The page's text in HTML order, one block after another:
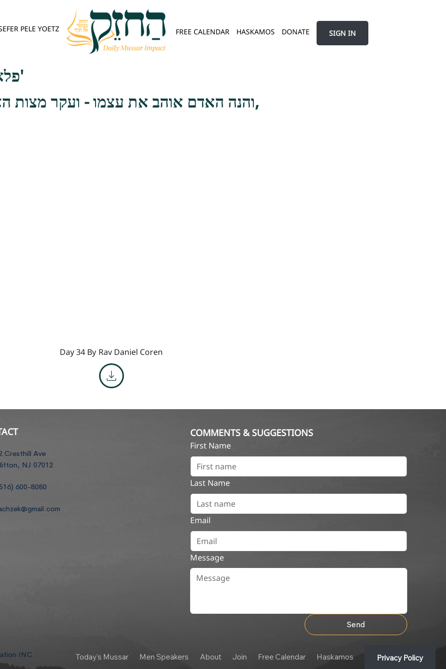
PELE YOETZ FREE CALENDAR HASKAMOS DONATE SIGN IN
פלא יועץ - אות א'
והנה האדם אוהב את עצמו - ועקר מצות האהבה היא בלב,
Day 34 By Rav Daniel Coren
Cresthill Ave
NJ 07012
600-8080
COMMENTS & SUGGESTIONS
First Name
Last Name
Email
Message
Send
INC Today's Mussar Men Speakers About Join Free Calendar Haskamos Privacy Policy